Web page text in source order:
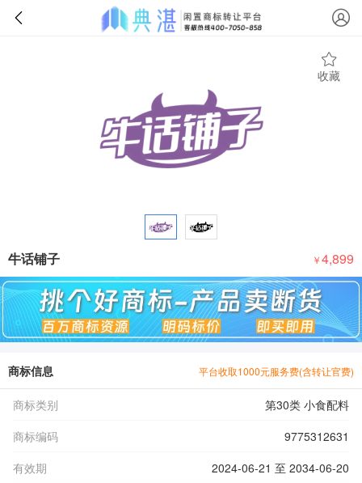
收藏
牛话铺子 ￥4,899
商标信息 平台收取1000元服务费(含转让官费)
商标类别
第30类 小食配料
商标编码
9775312631
有效期
2024-06-21 至 2034-06-20